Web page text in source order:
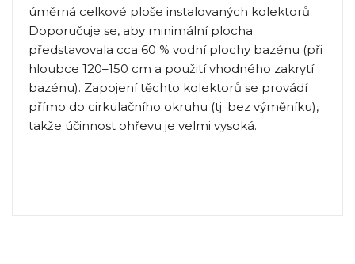
úměrná celkové ploše instalovaných kolektorů.
Doporučuje se, aby minimální plocha
představovala cca 60 % vodní plochy bazénu (při
hloubce 120–150 cm a použití vhodného zakrytí
bazénu). Zapojení těchto kolektorů se provádí
přímo do cirkulačního okruhu (tj. bez výměníku),
takže účinnost ohřevu je velmi vysoká.